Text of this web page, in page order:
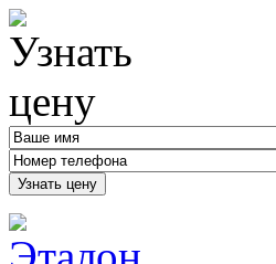
Узнать цену